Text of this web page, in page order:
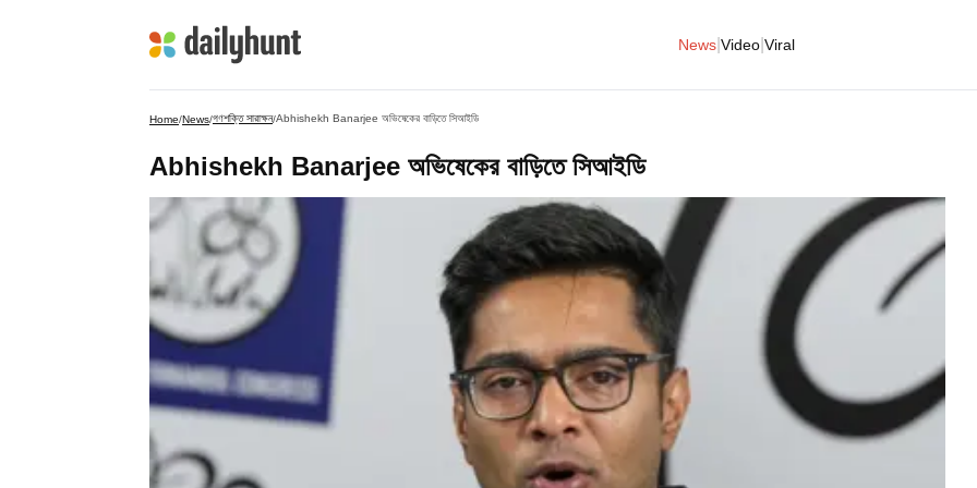
News Video Viral
Home/News/গণশক্তি সারাক্ষন/Abhishekh Banarjee অভিষেকের বাড়িতে সিআইডি
Abhishekh Banarjee অভিষেকের বাড়িতে সিআইডি